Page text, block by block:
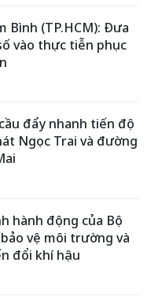
Bình (TP.HCM): Đưa
vào thực tiễn phục
đẩy nhanh tiến độ
Ngọc Trai và đường
hành động của Bộ
vệ môi trường và
đổi khí hậu